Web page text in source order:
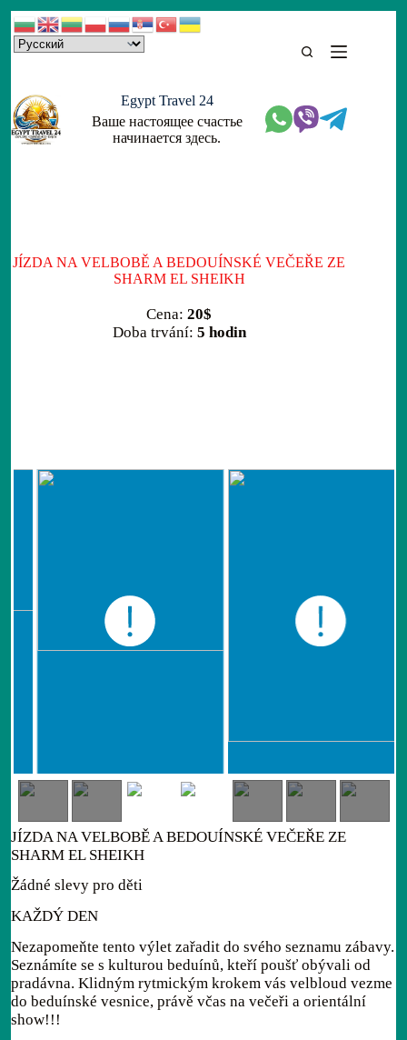
Skip
to
content
Egypt Travel 24
Ваше настоящее счастье
начинается здесь.
JÍZDA NA VELBOBĚ A BEDOUÍNSKÉ VEČEŘE ZE
SHARM EL SHEIKH
Cena:20$
Doba trvání: 5 hodin
JÍZDA NA VELBOBĚ A BEDOUÍNSKÉ VEČEŘE ZE
SHARM EL SHEIKH
Žádné slevy pro děti
KAŽDÝ DEN
Nezapomeňte tento výlet zařadit do svého seznamu zábavy.
Seznámíte se s kulturou beduínů, kteří poušť obývali od
pradávna. Klidným rytmickým krokem vás velbloud vezme
do beduínské vesnice, právě včas na večeři a orientální
show!!!